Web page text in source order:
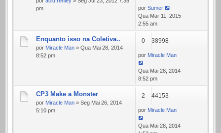
pm
por Sumer
Qua Mar 11, 2015
2:55 am
Enquanto isso na Coletiva..
por Miracle Man » Qua Mai 28, 2014
8:52 pm
0 38998
por Miracle Man
Qua Mai 28, 2014
8:52 pm
CP3 Make a Monster
por Miracle Man » Seg Mai 26, 2014
5:10 pm
2 44153
por Miracle Man
Qua Mai 28, 2014